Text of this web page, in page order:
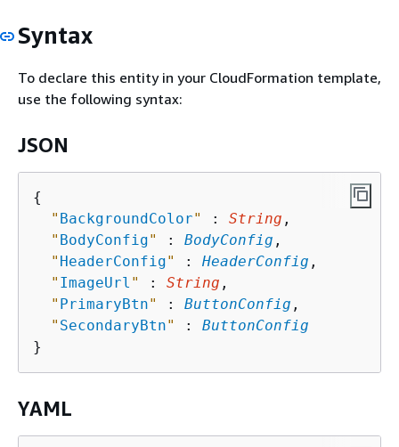
Syntax
To declare this entity in your CloudFormation template,
use the following syntax:
JSON
{
" BackgroundColor" : String ,
" BodyConfig" : BodyConfig ,
" HeaderConfig" : HeaderConfig ,
" ImageUrl " : String ,
" PrimaryBtn" : ButtonConfig ,
" SecondaryBtn" : ButtonConfig
YAML